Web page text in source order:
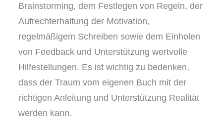
Brainstorming, dem Festlegen von Regeln, der
Aufrechterhaltung der Motivation,
regelmäßigem Schreiben sowie dem Einholen
von Feedback und Unterstützung wertvolle
Hilfestellungen. Es ist wichtig zu bedenken,
dass der Traum vom eigenen Buch mit der
richtigen Anleitung und Unterstützung Realität
werden kann.